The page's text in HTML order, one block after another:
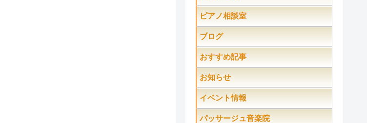
ピアノ相談室
ブログ
おすすめ記事
お知らせ
イベント情報
パッサージュ音楽院